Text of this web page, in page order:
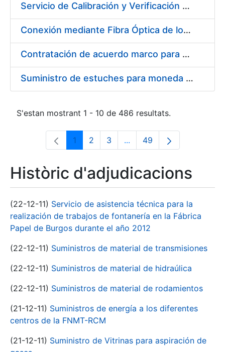
Servicio de Calibración y Verificación Externa de los Equipos de Medición del Servicio de Prevención de la FNMT-RCM
Conexión mediante Fibra Óptica de los Centros de Proceso de Datos (CPDs) de las sedes de la FNMT-RCM de Burgos y Madrid
Contratación de acuerdo marco para el Suministro de Material de Electricidad para la Fábrica Nacional de Moneda y Timbre-Real Casa de la Moneda en su centro de trabajo de Burgos
Suministro de estuches para moneda de 30 €
S'estan mostrant 1 - 10 de 486 resultats.
Pàgina
1 Pàgina
2 Pàgina
3 ...Pàgines intermèdies
Pàgina
49
Històric d'adjudicacions
(22-12-11) Servicio de asistencia técnica para la
realización de trabajos de fontanería en la Fábrica
Papel de Burgos durante el año 2012
(22-12-11) Suministros de material de transmisiones
(22-12-11) Suministros de material de hidraúlica
(22-12-11) Suministros de material de rodamientos
(21-12-11) Suministros de energía a los diferentes
centros de la FNMT-RCM
(21-12-11) Suministro de Vitrinas para aspiración de